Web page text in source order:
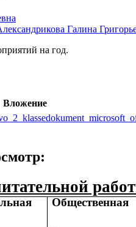
Галина
на год.
Вложение
Общественная